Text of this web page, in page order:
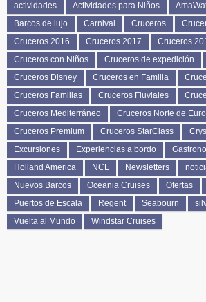
actividades Actividades para Niños
Barcos de lujo
Carnival Cruceros
Cruceros 2016
Cruceros 2017 Cruceros
Cruceros con Niños
Cruceros de expedición
Cruceros Disney
Cruceros en Familia
Cruceros Familias
Cruceros Fluviales
Cruceros Mediterráneo
Cruceros Norte de
Cruceros Premium
Cruceros StarClass
Excursiones
Experiencias a bordo
Holland America
NCL Newsletters
Nuevos Barcos
Oceania Cruises Ofertas
Puertos de Escala
Regent Seabourn
Vuelta al Mundo
Windstar Cruises